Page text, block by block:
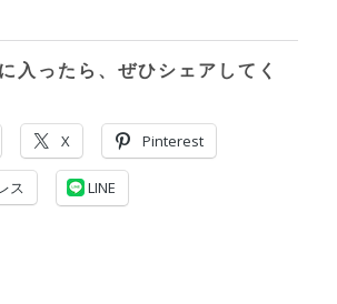
入ったら、ぜひシェアしてく
X Pinterest
ス LINE